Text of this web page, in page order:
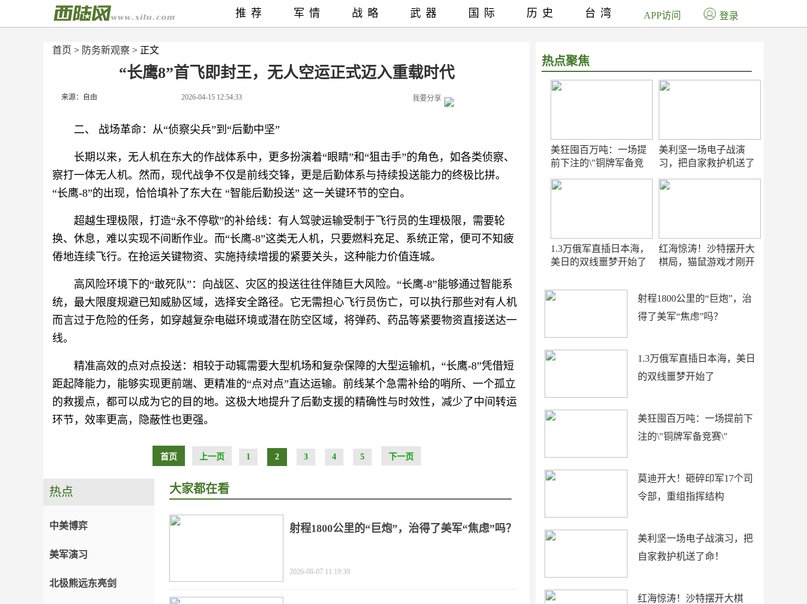
首页 > 防务新观察 > 正文
“长鹰8”首飞即封王，无人空运正式迈入重载时代
来源：自由 2026-04-15 12:54:33 我要分享
二、 战场革命：从“侦察尖兵”到“后勤中坚”‍
长期以来，无人机在东大的作战体系中，更多扮演着“眼睛”和“狙击手”的角色，如各类侦察、
察打一体无人机。然而，现代战争不仅是前线交锋，更是后勤体系与持续投送能力的终极比拼。
“长鹰-8”的出现，恰恰填补了东大在 ‍“智能后勤投送”‍ 这一关键环节的空白。
超越生理极限，打造“永不停歇”的补给线：有人驾驶运输受制于飞行员的生理极限，需要轮
换、休息，难以实现不间断作业。而“长鹰-8”这类无人机，只要燃料充足、系统正常，便可不知疲
倦地连续飞行。在抢运关键物资、实施持续增援的紧要关头，这种能力价值连城。
高风险环境下的“敢死队”‍：向战区、灾区的投送往往伴随巨大风险。“长鹰-8”能够通过智能系
统，最大限度规避已知威胁区域，选择安全路径。它无需担心飞行员伤亡，可以执行那些对有人机
而言过于危险的任务，如穿越复杂电磁环境或潜在防空区域，将弹药、药品等紧要物资直接送达一
线。
精准高效的点对点投送：相较于动辄需要大型机场和复杂保障的大型运输机，“长鹰-8”凭借短
距起降能力，能够实现更前端、更精准的“点对点”直达运输。前线某个急需补给的哨所、一个孤立
的救援点，都可以成为它的目的地。这极大地提升了后勤支援的精确性与时效性，减少了中间转运
环节，效率更高，隐蔽性也更强。
首页 上一页 1 2 3 4 5 下一页
热点聚焦
美狂囤百万吨：一场提
前下注的\"铜牌军备竞
美利坚一场电子战演
习，把自家救护机送了
1.3万俄军直插日本海，
美日的双线噩梦开始了
红海惊涛！沙特摆开大
棋局，猫鼠游戏才刚开
射程1800公里的“巨炮”，治
得了美军“焦虑”吗？
1.3万俄军直插日本海，美日
的双线噩梦开始了
美狂囤百万吨：一场提前下
注的\"铜牌军备竞赛\"
莫迪开大！砸碎印军17个司
令部，重组指挥结构
美利坚一场电子战演习，把
自家救护机送了命！
红海惊涛！沙特摆开大棋
推荐 军情 战略 武器 国际 历史 台湾 APP访问 登录
热点
中美博弈
美军演习
北极熊远东亮剑
大家都在看
射程1800公里的“巨炮”，治得了美军“焦虑”吗？
2026-08-07 11:19:39